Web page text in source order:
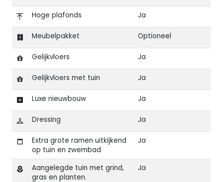
Hoge plafonds Ja
Meubelpakket Optioneel
Gelijkvloers Ja
Gelijkvloers met tuin Ja
Luxe nieuwbouw Ja
Dressing Ja
Extra grote ramen uitkijkend
op tuin en zwembad
Ja
Aangelegde tuin met grind,
gras en planten.
Ja